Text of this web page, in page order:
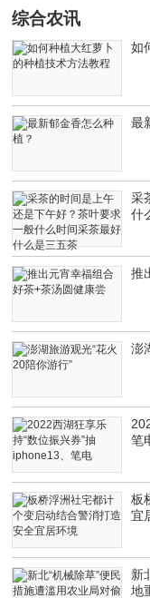
综合农讯
如
最
采
什
推
澎
笔
板
宜
新
地